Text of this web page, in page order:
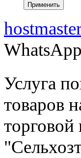
Услуга
товаров